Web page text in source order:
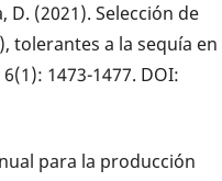
D. (2021). Selección de
tolerantes a la sequía en
1473-1477. DOI:
para la producción